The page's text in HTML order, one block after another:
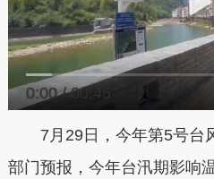
0:00/00:45
7月29日，今年第5号台风
部门预报，今年台汛期影响